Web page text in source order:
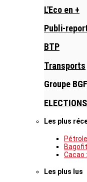
L'Eco en +
Publi-
BTP
Transports
Groupe
Les plus
Cacao
Les plus lus